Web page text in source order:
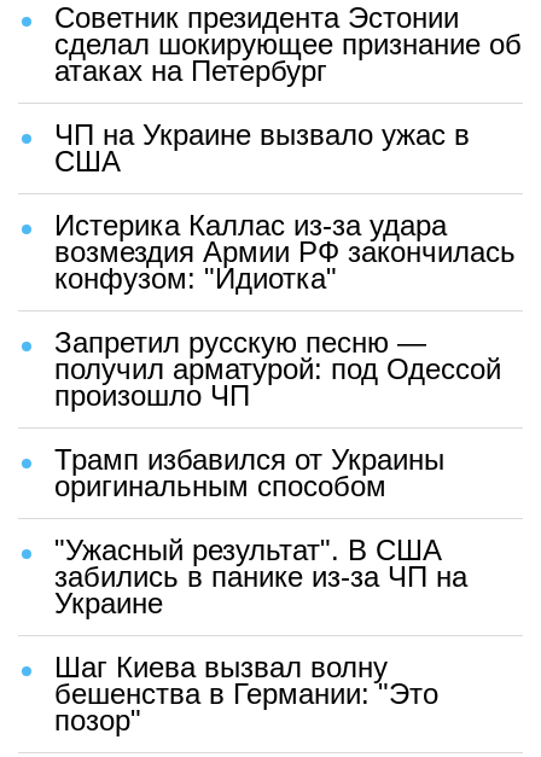
Советник президента Эстонии
сделал шокирующее признание об
атаках на Петербург
ЧП на Украине вызвало ужас в
США
Истерика Каллас из-за удара
возмездия Армии РФ закончилась
конфузом: "Идиотка"
Запретил русскую песню —
получил арматурой: под Одессой
произошло ЧП
Трамп избавился от Украины
оригинальным способом
"Ужасный результат". В США
забились в панике из-за ЧП на
Украине
Шаг Киева вызвал волну
бешенства в Германии: "Это
позор"